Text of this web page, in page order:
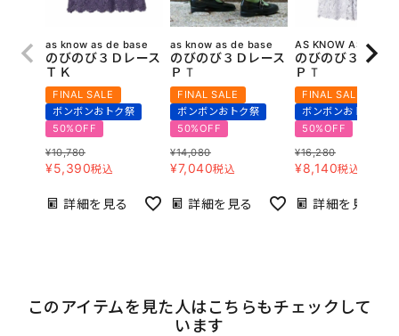
as know as de base
のびのび３Ｄレース
ＴＫ
FINAL SALE
ボンボンおトク祭
50%OFF
¥10,780
¥5,390税込
詳細を見る
as know as de base
のびのび３Ｄレース
ＰＴ
FINAL SALE
ボンボンおトク祭
50%OFF
¥14,080
¥7,040税込
詳細を見る
AS KNOW AS olaca
のびのび３Ｄレ
ＰＴ
FINAL SALE
ボンボンおトク祭
50%OFF
¥16,280
¥8,140税込
詳細を見る
このアイテムを見た人はこちらもチェックして
います